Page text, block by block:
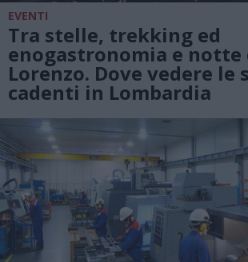
EVENTI
Tra stelle, trekking ed
enogastronomia e notte
Lorenzo. Dove vedere le
cadenti in Lombardia